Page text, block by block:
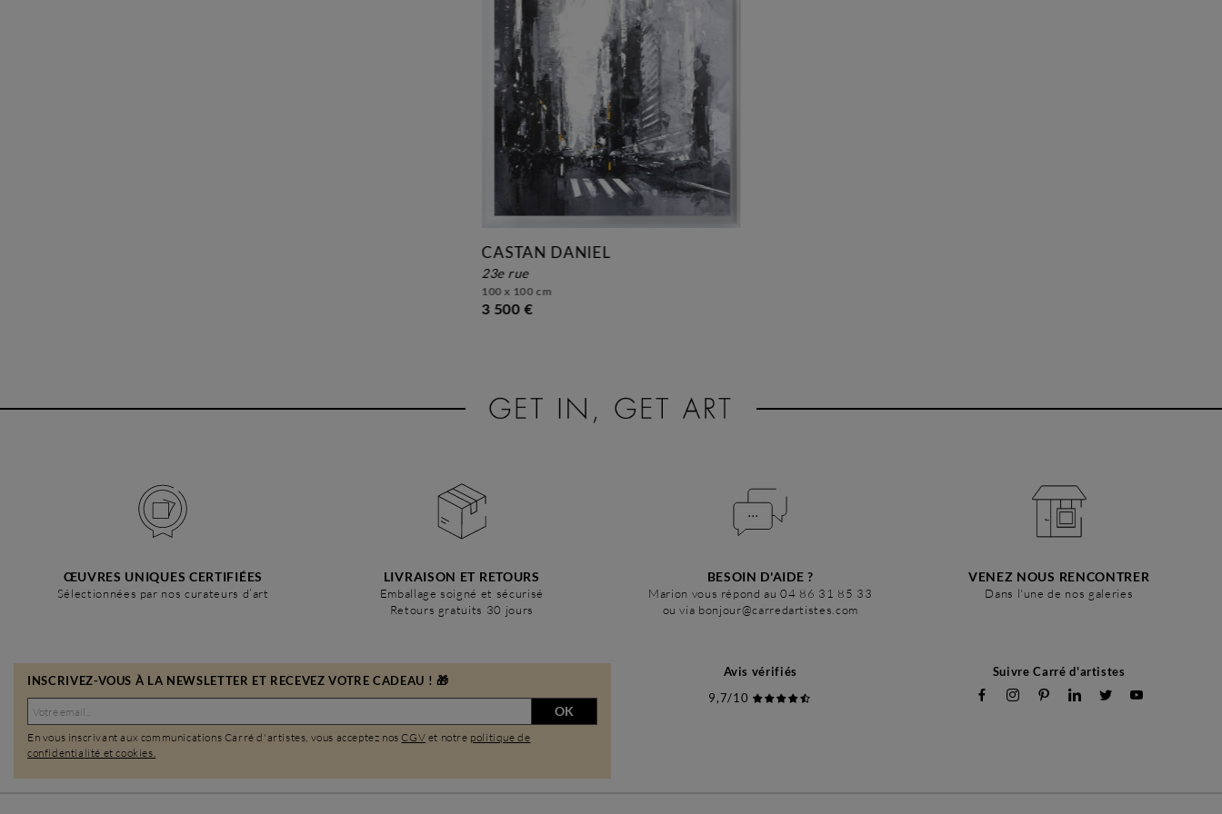
CASTAN DANIEL
23e rue
100 x 100 cm
3 500 €
ŒUVRES UNIQUES CERTIFIÉES
Sélectionnées par nos curateurs d’art
LIVRAISON ET RETOURS
Emballage soigné et sécurisé
Retours gratuits 30 jours
BESOIN D'AIDE ?
Marion vous répond au 04 86 31 85 33
ou via bonjour@carredartistes.com
VENEZ NOUS RENCONTRER
Dans l'une de nos galeries
INSCRIVEZ-VOUS À LA NEWSLETTER ET RECEVEZ VOTRE CADEAU ! 🎁
OK
En vous inscrivant aux communications Carré d'artistes, vous acceptez nosCGV et notre politique de
confidentialité et cookies.
Avis vérifiés
9,7/10
Suivre Carré d'artistes